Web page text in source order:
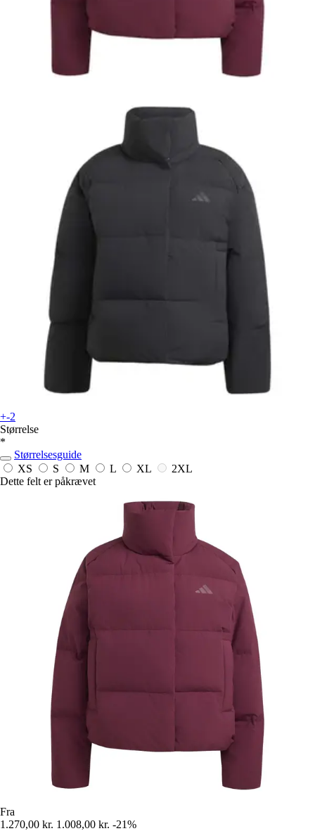
+-2
Størrelse
*
Størrelsesguide
XS
S M L XL
2XL
Dette felt er påkrævet
Fra
1.270,00 kr. 1.008,00 kr. -21%